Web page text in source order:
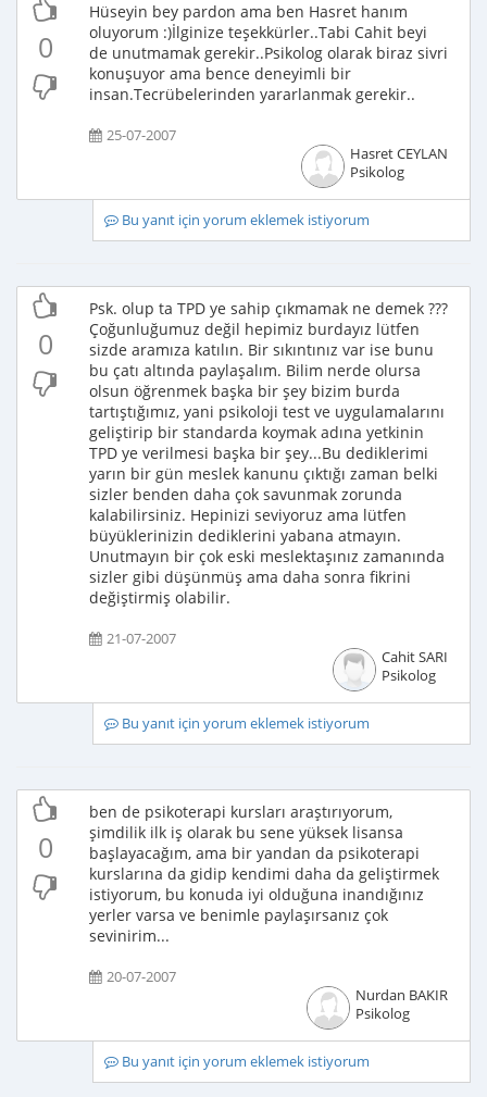
0
Hüseyin bey pardon ama ben Hasret hanım
oluyorum :)İlginize teşekkürler..Tabi Cahit beyi
de unutmamak gerekir..Psikolog olarak biraz sivri
konuşuyor ama bence deneyimli bir
insan.Tecrübelerinden yararlanmak gerekir..
25-07-2007
Hasret CEYLAN
Psikolog
Bu yanıt için yorum eklemek istiyorum
0
Psk. olup ta TPD ye sahip çıkmamak ne demek ???
Çoğunluğumuz değil hepimiz burdayız lütfen
sizde aramıza katılın. Bir sıkıntınız var ise bunu
bu çatı altında paylaşalım. Bilim nerde olursa
olsun öğrenmek başka bir şey bizim burda
tartıştığımız, yani psikoloji test ve uygulamalarını
geliştirip bir standarda koymak adına yetkinin
TPD ye verilmesi başka bir şey...Bu dediklerimi
yarın bir gün meslek kanunu çıktığı zaman belki
sizler benden daha çok savunmak zorunda
kalabilirsiniz. Hepinizi seviyoruz ama lütfen
büyüklerinizin dediklerini yabana atmayın.
Unutmayın bir çok eski meslektaşınız zamanında
sizler gibi düşünmüş ama daha sonra fikrini
değiştirmiş olabilir.
21-07-2007
Cahit SARI
Psikolog
Bu yanıt için yorum eklemek istiyorum
0
ben de psikoterapi kursları araştırıyorum,
şimdilik ilk iş olarak bu sene yüksek lisansa
başlayacağım, ama bir yandan da psikoterapi
kurslarına da gidip kendimi daha da geliştirmek
istiyorum, bu konuda iyi olduğuna inandığınız
yerler varsa ve benimle paylaşırsanız çok
sevinirim...
20-07-2007
Nurdan BAKIR
Psikolog
Bu yanıt için yorum eklemek istiyorum